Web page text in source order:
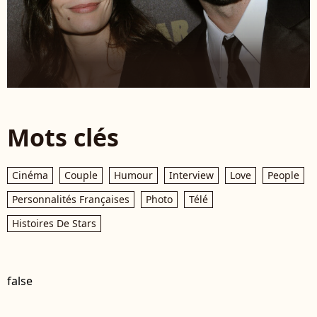
Mots clés
Cinéma Couple Humour Interview Love
People
Personnalités Françaises
Photo
Télé
Histoires De Stars
false